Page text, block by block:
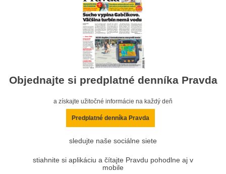
Objednajte si predplatné denníka Pravda
a získajte užitočné informácie na každý deň
Predplatné denníka Pravda
sledujte naše sociálne siete
stiahnite si aplikáciu a čítajte Pravdu pohodlne aj v
mobile